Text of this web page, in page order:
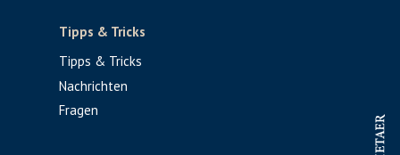
Tipps & Tricks
Tipps & Tricks
Nachrichten
Fragen